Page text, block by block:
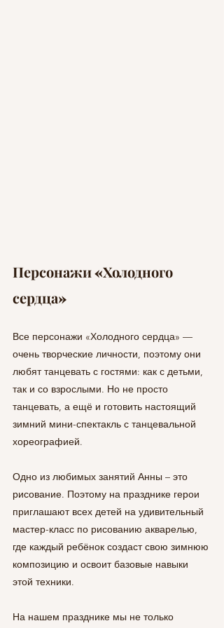
Персонажи «Холодного
сердца»
Все персонажи «Холодного сердца» —
очень творческие личности, поэтому они
любят танцевать с гостями: как с детьми,
так и со взрослыми. Но не просто
танцевать, а ещё и готовить настоящий
зимний мини-спектакль с танцевальной
хореографией.
Одно из любимых занятий Анны – это
рисование. Поэтому на празднике герои
приглашают всех детей на удивительный
мастер-класс по рисованию акварелью,
где каждый ребёнок создаст свою зимнюю
композицию и освоит базовые навыки
этой техники.
На нашем празднике мы не только